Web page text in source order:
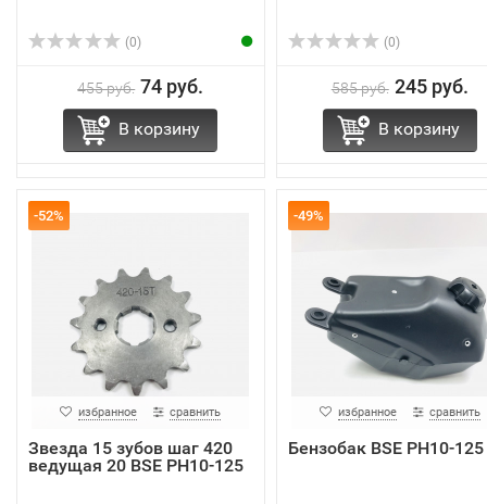
(0)
455 руб. 74 руб.
В корзину
(0)
585 руб. 245 руб.
В корзину
-52%
избранное сравнить
Звезда 15 зубов шаг 420
ведущая 20 BSE PH10-125
-49%
избранное сравнить
Бензобак BSE PH10-125